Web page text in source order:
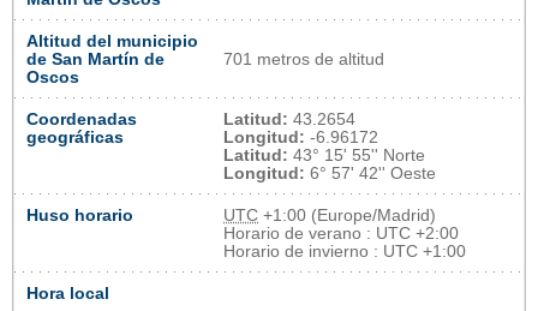
Altitud del municipio
de San Martín de
Oscos
701 metros de altitud
Coordenadas
geográficas
Latitud: 43.2654
Longitud: -6.96172
Latitud: 43° 15' 55'' Norte
Longitud: 6° 57' 42'' Oeste
Huso horario UTC +1:00 (Europe/Madrid)
Horario de verano : UTC +2:00
Horario de invierno : UTC +1:00
Hora local